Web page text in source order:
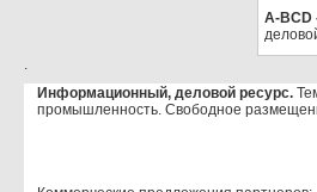
A-BCD
.
Информационный, деловой ресурс.
промышленность. Свободное